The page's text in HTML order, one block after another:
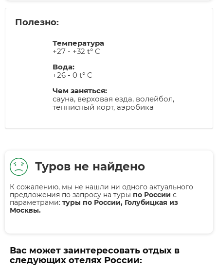
Полезно:
Температура
+27 - +32 t° C
Вода:
+26 - 0 t° C
Чем заняться:
сауна, верховая езда, волейбол,
теннисный корт, аэробика
Туров не найдено
К сожалению, мы не нашли ни одного актуального
предложения по запросу на туры по России с
параметрами: туры по России, Голубицкая из
Москвы.
Вас может заинтересовать отдых в
следующих отелях России: